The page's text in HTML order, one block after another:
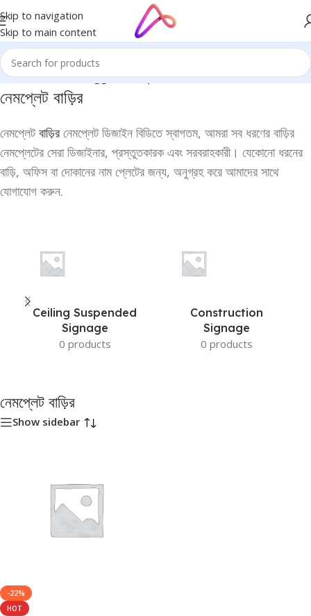
Skip to navigation
Skip to main content
Home/Products tagged “নেমপ্লেট বাড়ির”
নেমপ্লেট বাড়ির
নেমপ্লেটবাড়ির নেমপ্লেট ডিজাইন বিডিতে স্বাগতম, আমরা সব ধরণের বাড়ির
নেমপ্লেটের সেরা ডিজাইনার, প্রস্তুতকারক এবং সরবরাহকারী। যেকোনো ধরনের
বাড়ি, অফিস বা দোকানের নাম প্লেটের জন্য, অনুগ্রহ করে আমাদের সাথে
যোগাযোগ করুন.
Ceiling Suspended
Signage
0 products
Construction
Signage
0 products
নেমপ্লেট বাড়ির
Show sidebar
-22%
HOT